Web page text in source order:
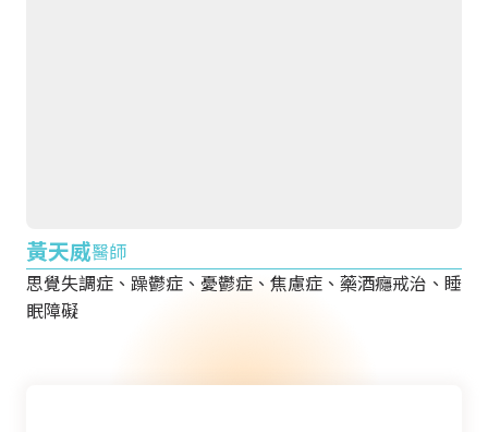
黃天威醫師
思覺失調症、躁鬱症、憂鬱症、焦慮症、藥酒癮戒治、睡
眠障礙